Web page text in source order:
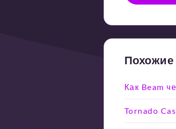
Похожие
Как Beam
Tornado